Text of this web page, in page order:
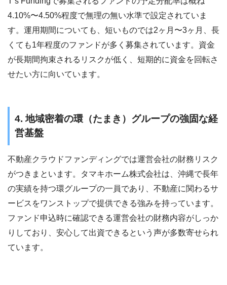
4.10%〜4.50%程度で無理の無い水準で設定されていま
す。運用期間についても、短いものでは2ヶ月〜3ヶ月、長
くても1年程度のファンドが多く募集されています。資金
が長期間拘束されるリスクが低く、短期的に資金を回転さ
せたい方に向いています。
4. 地域密着の環（たまき）グループの強固な経
営基盤
不動産クラウドファンディングでは運営会社の財務リスク
がつきまといます。タマキホーム株式会社は、沖縄で長年
の実績を持つ環グループの一員であり、不動産に関わるサ
ービスをワンストップで提供できる強みを持っています。
ファンド申込時に確認できる運営会社の財務内容がしっか
りしており、安心して出資できるという声が多数寄せられ
ています。